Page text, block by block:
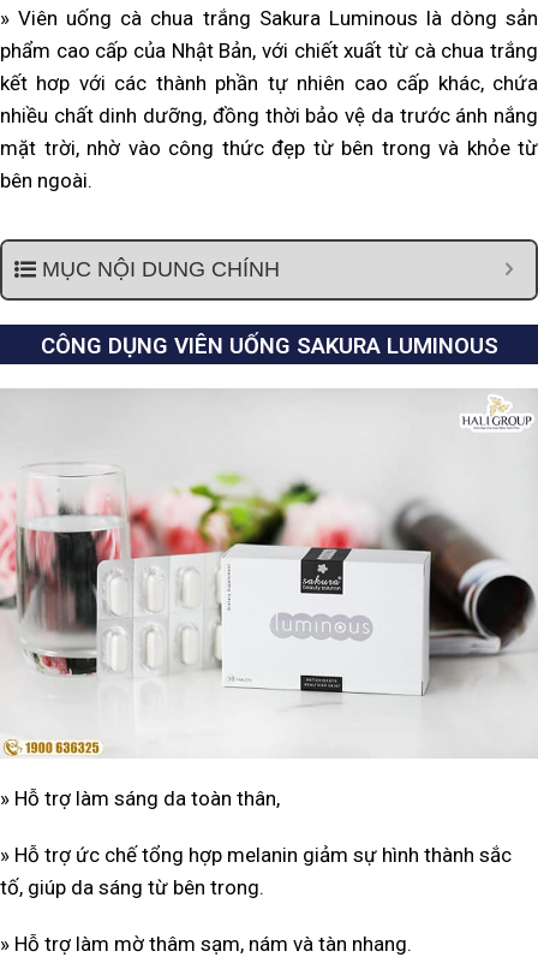
» Viên uống cà chua trắng Sakura Luminous là dòng sản
phẩm cao cấp của Nhật Bản, với chiết xuất từ cà chua trắng
kết hơp với các thành phần tự nhiên cao cấp khác, chứa
nhiều chất dinh dưỡng, đồng thời bảo vệ da trước ánh nắng
mặt trời, nhờ vào công thức đẹp từ bên trong và khỏe từ
bên ngoài.
MỤC NỘI DUNG CHÍNH
CÔNG DỤNG VIÊN UỐNG SAKURA LUMINOUS
» Hỗ trợ làm sáng da toàn thân,
» Hỗ trợ ức chế tổng hợp melanin giảm sự hình thành sắc
tố, giúp da sáng từ bên trong.
» Hỗ trợ làm mờ thâm sạm, nám và tàn nhang.